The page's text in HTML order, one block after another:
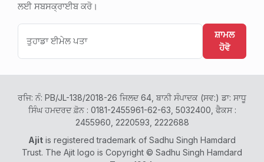
ਲਈ ਸਬਸਕ੍ਰਾਈਬ ਕਰੋ।
ਸ਼ਾਮਲ
ਹੋਵੋ
ਰਜਿ: ਨੰ: PB/JL-138/2018-26 ਜਿਲਦ 64, ਬਾਨੀ ਸੰਪਾਦਕ (ਸਵ:) ਡਾ: ਸਾਧੂ
ਸਿੰਘ ਹਮਦਰਦ ਫ਼ੋਨ : 0181-2455961-62-63, 5032400, ਫੈਕਸ :
2455960, 2220593, 2222688
Ajit is registered trademark of Sadhu Singh Hamdard
Trust. The Ajit logo is Copyright © Sadhu Singh Hamdard